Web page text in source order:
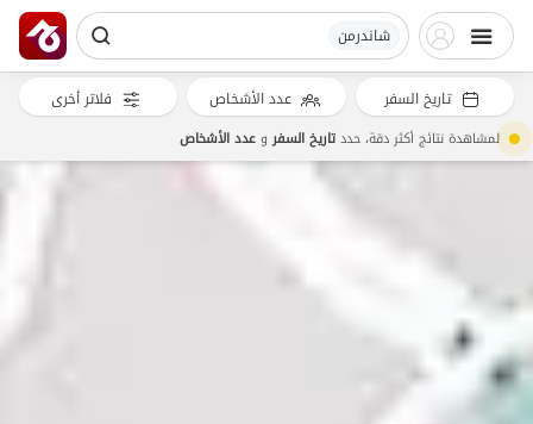
شاندرمن
تاريخ السفر عدد الأشخاص فلاتر أخرى
لمشاهدة نتائج أكثر دقة، حددتاريخ السفروعدد الأشخاص